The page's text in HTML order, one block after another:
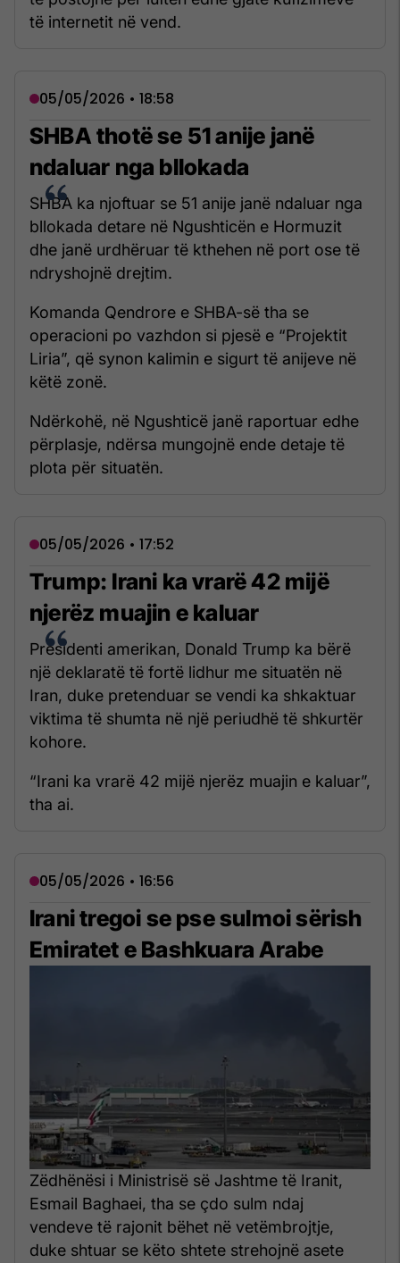
të internetit në vend.
05/05/2026 • 18:58
SHBA thotë se 51 anije janë
ndaluar nga bllokada
SHBA ka njoftuar se 51 anije janë ndaluar nga
bllokada detare në Ngushticën e Hormuzit
dhe janë urdhëruar të kthehen në port ose të
ndryshojnë drejtim.
Komanda Qendrore e SHBA-së tha se
operacioni po vazhdon si pjesë e “Projektit
Liria”, që synon kalimin e sigurt të anijeve në
këtë zonë.
Ndërkohë, në Ngushticë janë raportuar edhe
përplasje, ndërsa mungojnë ende detaje të
plota për situatën.
05/05/2026 • 17:52
Trump: Irani ka vrarë 42 mijë
njerëz muajin e kaluar
Presidenti amerikan, Donald Trump ka bërë
një deklaratë të fortë lidhur me situatën në
Iran, duke pretenduar se vendi ka shkaktuar
viktima të shumta në një periudhë të shkurtër
kohore.
“Irani ka vrarë 42 mijë njerëz muajin e kaluar”,
tha ai.
05/05/2026 • 16:56
Irani tregoi se pse sulmoi sërish
Emiratet e Bashkuara Arabe
Zëdhënësi i Ministrisë së Jashtme të Iranit,
Esmail Baghaei, tha se çdo sulm ndaj
vendeve të rajonit bëhet në vetëmbrojtje,
duke shtuar se këto shtete strehojnë asete